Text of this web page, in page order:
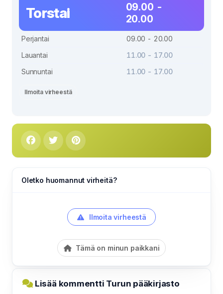
Torstai
09.00 -
20.00
Perjantai
09.00 - 20.00
Lauantai
11.00 - 17.00
Sunnuntai
11.00 - 17.00
Ilmoita virheestä
Oletko huomannut virheitä?
Ilmoita virheestä
Tämä on minun paikkani
Lisää kommentti Turun pääkirjasto